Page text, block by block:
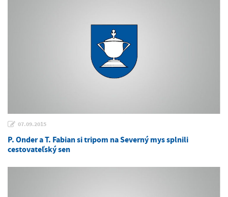
07.09.2015
P. Onder a T. Fabian si tripom na Severný mys splnili
cestovateľský sen